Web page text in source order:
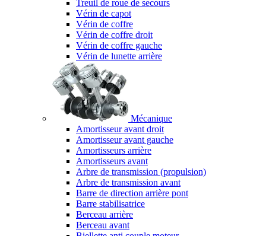
Treuil de roue de secours
Vérin de capot
Vérin de coffre
Vérin de coffre droit
Vérin de coffre gauche
Vérin de lunette arrière
Mécanique
Amortisseur avant droit
Amortisseur avant gauche
Amortisseurs arrière
Amortisseurs avant
Arbre de transmission (propulsion)
Arbre de transmission avant
Barre de direction arrière pont
Barre stabilisatrice
Berceau arrière
Berceau avant